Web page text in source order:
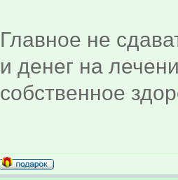
Главное не
и денег на
собственное